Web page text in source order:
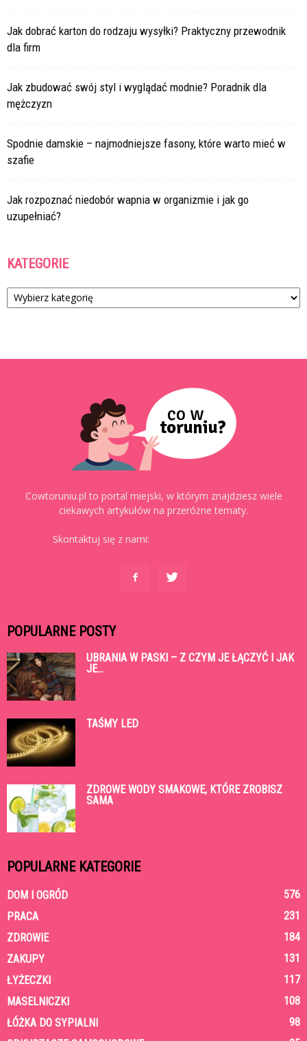
Jak dobrać karton do rodzaju wysyłki? Praktyczny przewodnik
dla firm
Jak zbudować swój styl i wyglądać modnie? Poradnik dla
mężczyzn
Spodnie damskie – najmodniejsze fasony, które warto mieć w
szafie
Jak rozpoznać niedobór wapnia w organizmie i jak go
uzupełniać?
KATEGORIE
Kategorie
Cowtoruniu.pl to portal miejski, w którym znajdziesz wiele
ciekawych artykułów na przeróżne tematy.
Skontaktuj się z nami:
POPULARNE POSTY
UBRANIA W PASKI – Z CZYM JE ŁĄCZYĆ I JAK
JE...
TAŚMY LED
ZDROWE WODY SMAKOWE, KTÓRE ZROBISZ
SAMA
POPULARNE KATEGORIE
DOM I OGRÓD
576
PRACA
231
ZDROWIE
184
ZAKUPY
131
ŁYŻECZKI
117
MASELNICZKI
108
ŁÓŻKA DO SYPIALNI
98